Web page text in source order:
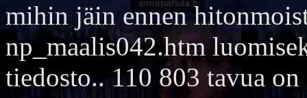
mihin jäin ennen
np_maalis042.htm
tiedosto.. 110 803 tavua